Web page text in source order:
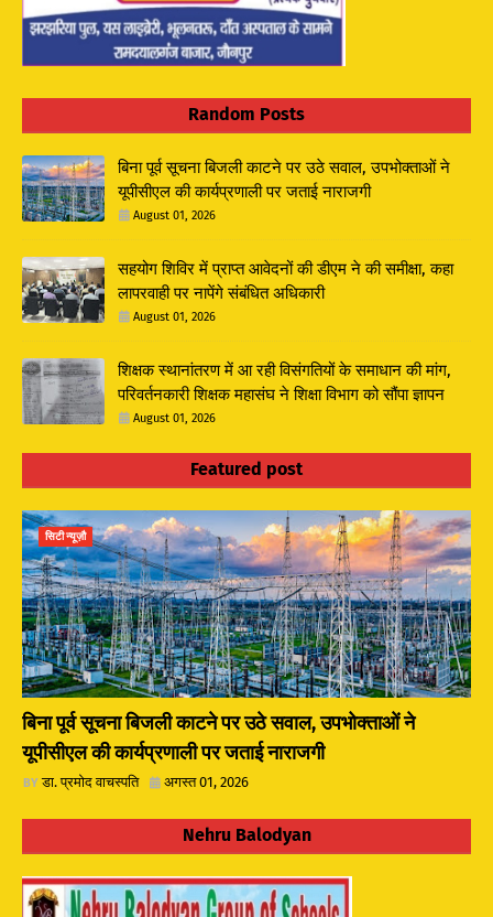
Random Posts
बिना पूर्व सूचना बिजली काटने पर उठे सवाल, उपभोक्ताओं ने
यूपीसीएल की कार्यप्रणाली पर जताई नाराजगी
August 01, 2026
सहयोग शिविर में प्राप्त आवेदनों की डीएम ने की समीक्षा, कहा
लापरवाही पर नापेंगे संबंधित अधिकारी
August 01, 2026
शिक्षक स्थानांतरण में आ रही विसंगतियों के समाधान की मांग,
परिवर्तनकारी शिक्षक महासंघ ने शिक्षा विभाग को सौंपा ज्ञापन
August 01, 2026
Featured post
सिटी न्यूज़ौ
बिना पूर्व सूचना बिजली काटने पर उठे सवाल, उपभोक्ताओं ने
यूपीसीएल की कार्यप्रणाली पर जताई नाराजगी
डा. प्रमोद वाचस्पति अगस्त 01, 2026
Nehru Balodyan